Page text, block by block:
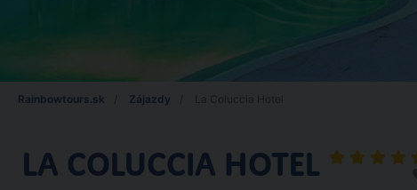
Rainbowtours.sk Zájazdy
LA COLUCCIA HOTEL